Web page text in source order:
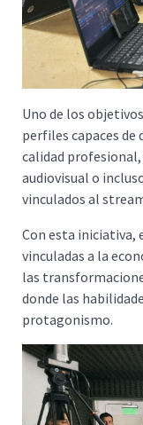
Uno de los
perfiles capaces
calidad
audiovisual o
vinculados al
Con esta iniciativa,
vinculadas a la
las
donde las
protagonismo.